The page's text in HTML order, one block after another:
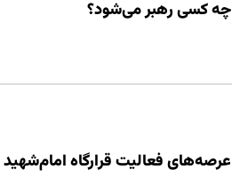
چه کسی رهبر می‌شود؟
عرصه‌های فعالیت قرارگاه